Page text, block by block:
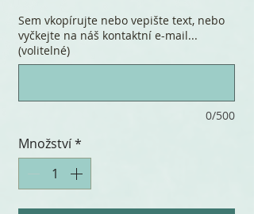
Sem vkopírujte nebo vepište text, nebo
vyčkejte na náš kontaktní e-mail...
(volitelné)
0/500
Množství*